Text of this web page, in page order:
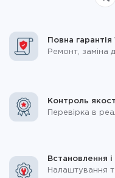
Повна гарантія
Ремонт, заміна
Контроль
Перевірка в
Встановлення і
Налаштування